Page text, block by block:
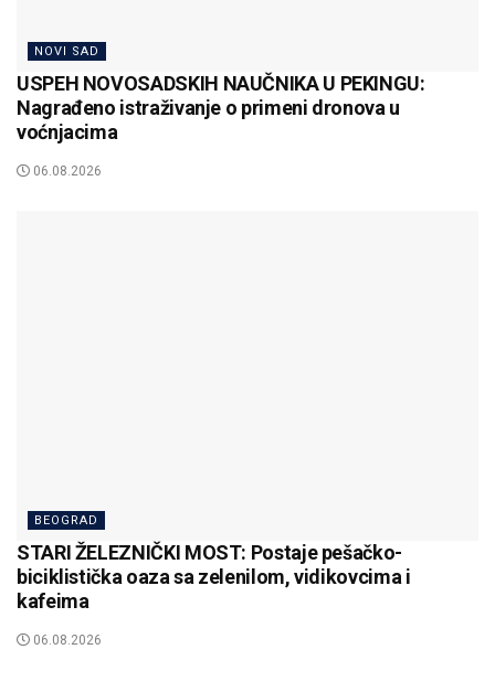
NOVI SAD
USPEH NOVOSADSKIH NAUČNIKA U PEKINGU:
Nagrađeno istraživanje o primeni dronova u
voćnjacima
06.08.2026
BEOGRAD
STARI ŽELEZNIČKI MOST: Postaje pešačko-
biciklistička oaza sa zelenilom, vidikovcima i
kafeima
06.08.2026